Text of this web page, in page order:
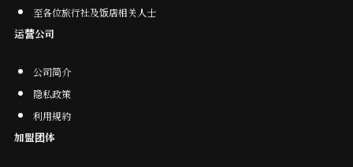
至各位旅行社及饭店相关人士
运营公司
公司简介
隐私政策
利用規約
加盟团体